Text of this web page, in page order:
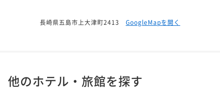
長崎県五島市上大津町2413 GoogleMapを開く
他のホテル・旅館を探す